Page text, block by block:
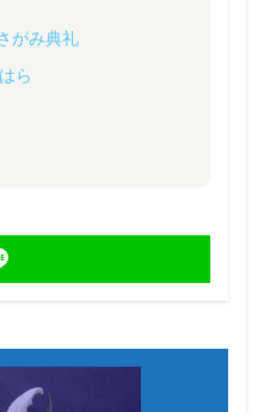
がみ典礼
ら